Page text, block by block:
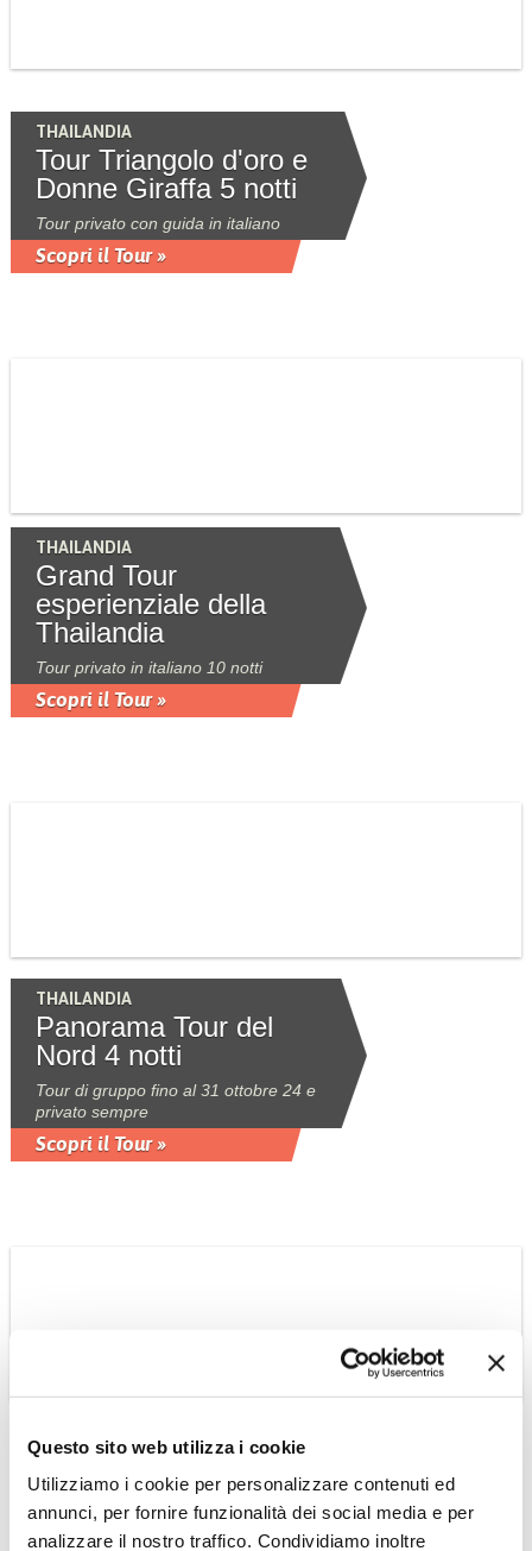
Questo sito web utilizza i cookie
Utilizziamo i cookie per personalizzare contenuti ed
annunci, per fornire funzionalità dei social media e per
analizzare il nostro traffico. Condividiamo inoltre
THAILANDIA
Tour Triangolo d'oro e
Donne Giraffa 5 notti
Tour privato con guida in italiano
Scopri il Tour »
THAILANDIA
Grand Tour
esperienziale della
Thailandia
Tour privato in italiano 10 notti
Scopri il Tour »
THAILANDIA
Panorama Tour del
Nord 4 notti
Tour di gruppo fino al 31 ottobre 24 e
privato sempre
Scopri il Tour »
culturale da Fez a
Marrakech via Sahara
e Ouarzazate
tour su base privata 7 notti partenze